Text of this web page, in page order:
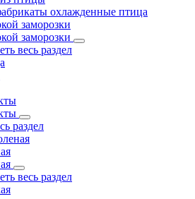
охлажденные птица
заморозки
заморозки
весь раздел
раздел
весь раздел